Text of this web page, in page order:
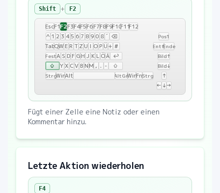
Shift + F2
EscF1F2F3F4F5F6F7F8F9F10F11F12
^ 1 2 3 4 5 6 7 8 9 0 ß ´ ⌫
TabQWE R T Z U I OP Ü+ #
FestA S D F GH J K L ÖÄ ↩
⇧
Y X CVBNM , . - ⇧
StrgWinAlt AltGrWinFnStrg
Pos1
EntfEnde
Bild↑
Bild↓
↑
← ↓→
Fügt einer Zelle eine Notiz oder einen
Kommentar hinzu.
Letzte Aktion wiederholen
F4